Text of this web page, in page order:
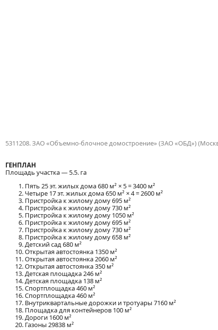
5311208. ЗАО «Объемно-блочное домостроение» (ЗАО «ОБД»)
ГЕНПЛАН
Площадь участка — 5.5. га
Пять 25 эт. жилых дома 680 м² × 5 = 3400 м²
Четыре 17 эт. жилых дома 650 м² × 4 = 2600 м²
Пристройка к жилому дому 695 м²
Пристройка к жилому дому 730 м²
Пристройка к жилому дому 1050 м²
Пристройка к жилому дому 695 м²
Пристройка к жилому дому 730 м²
Пристройка к жилому дому 658 м²
Детский сад 680 м²
Открытая автостоянка 1350 м²
Открытая автостоянка 2060 м²
Открытая автостоянка 350 м²
Детская площадка 246 м²
Детская площадка 138 м²
Спортплощадка 460 м²
Спортплощадка 460 м²
Внутриквартальные дорожки и тротуары 7160 м²
Площадка для контейнеров 100 м²
Дороги 1600 м²
Газоны 29838 м²